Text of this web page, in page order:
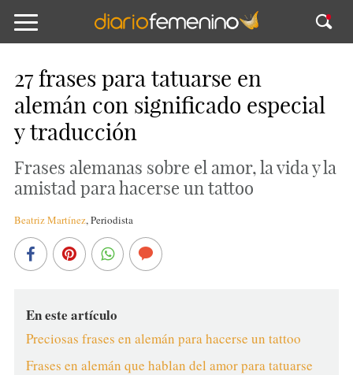
27 frases para tatuarse en
alemán con significado especial
y traducción
Frases alemanas sobre el amor, la vida y la
amistad para hacerse un tattoo
Beatriz Martínez,Periodista
En este artículo
Preciosas frases en alemán para hacerse un tattoo
Frases en alemán que hablan del amor para tatuarse